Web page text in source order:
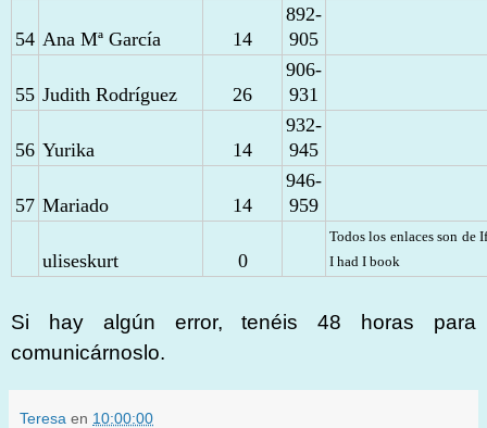
54 Ana Mª García 14
892-
905
55 Judith Rodríguez 26
906-
931
56 Yurika 14
932-
945
57 Mariado 14
946-
959
uliseskurt 0
Todos los enlaces son de If
I had I book
Si hay algún error, tenéis 48 horas para
comunicárnoslo.
Teresa en 10:00:00